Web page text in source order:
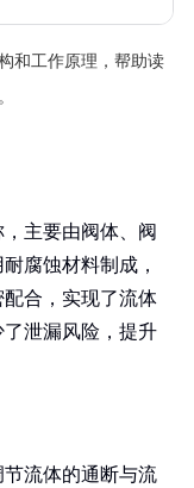
和工作原理，帮助读
主要由阀体、阀
腐蚀材料制成，
合，实现了流体
泄漏风险，提升
流体的通断与流